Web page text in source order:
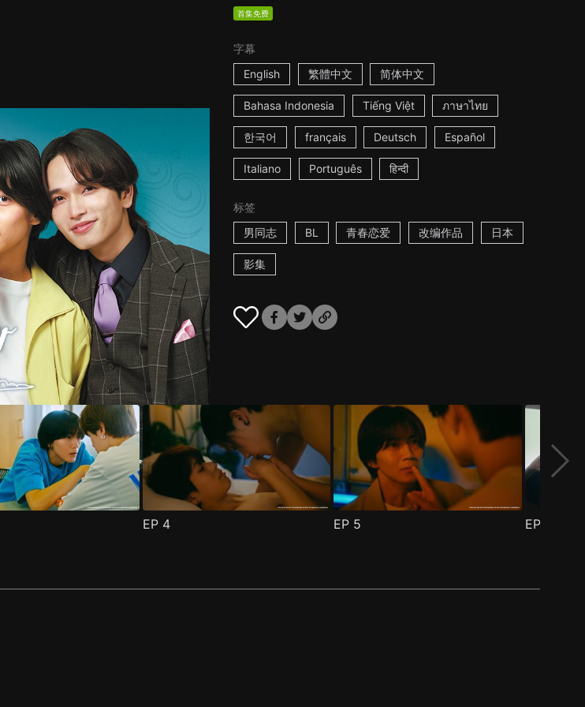
首集免费
字幕
English
繁體中文 简体中文
Bahasa Indonesia Tiếng Việt ภาษาไทย
한국어 français Deutsch Español
Italiano Português हिन्दी
标签
男同志
BL 青春恋爱 改编作品 日本
影集
EP 4 EP 5 EP